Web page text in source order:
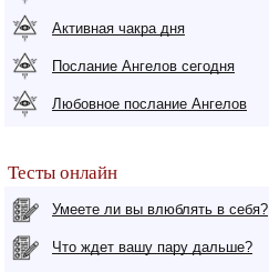
Активная чакра дня
Послание Ангелов сегодня
Любовное послание Ангелов
Тесты онлайн
Умеете ли вы влюблять в себя?
Что ждет вашу пару дальше?